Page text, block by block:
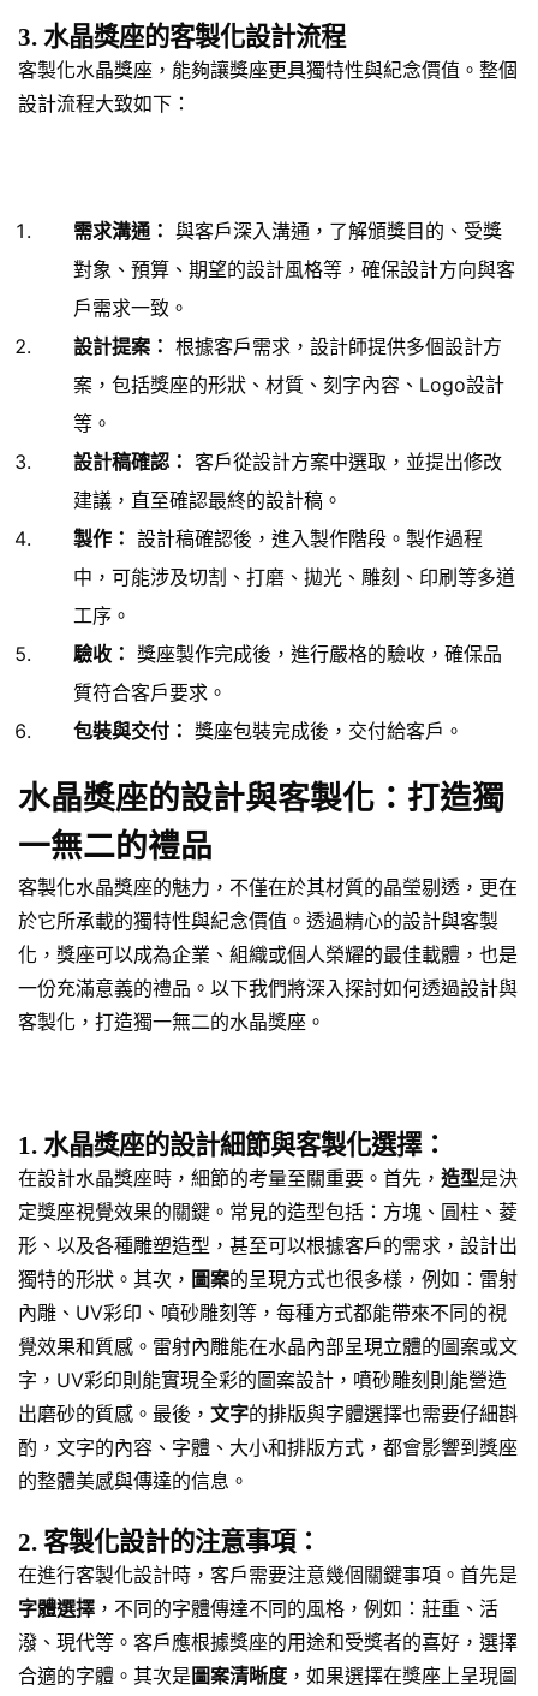
3. 水晶獎座的客製化設計流程
客製化水晶獎座，能夠讓獎座更具獨特性與紀念價值。整個
設計流程大致如下：
需求溝通： 與客戶深入溝通，了解頒獎目的、受獎
對象、預算、期望的設計風格等，確保設計方向與客
戶需求一致。
設計提案： 根據客戶需求，設計師提供多個設計方
案，包括獎座的形狀、材質、刻字內容、Logo設計
等。
設計稿確認： 客戶從設計方案中選取，並提出修改
建議，直至確認最終的設計稿。
製作： 設計稿確認後，進入製作階段。製作過程
中，可能涉及切割、打磨、拋光、雕刻、印刷等多道
工序。
驗收： 獎座製作完成後，進行嚴格的驗收，確保品
質符合客戶要求。
包裝與交付： 獎座包裝完成後，交付給客戶。
水晶獎座的設計與客製化：打造獨
一無二的禮品
客製化水晶獎座的魅力，不僅在於其材質的晶瑩剔透，更在
於它所承載的獨特性與紀念價值。透過精心的設計與客製
化，獎座可以成為企業、組織或個人榮耀的最佳載體，也是
一份充滿意義的禮品。以下我們將深入探討如何透過設計與
客製化，打造獨一無二的水晶獎座。
1. 水晶獎座的設計細節與客製化選擇：
在設計水晶獎座時，細節的考量至關重要。首先， 造型是決
定獎座視覺效果的關鍵。常見的造型包括：方塊、圓柱、菱
形、以及各種雕塑造型，甚至可以根據客戶的需求，設計出
獨特的形狀。其次， 圖案的呈現方式也很多樣，例如：雷射
內雕、UV彩印、噴砂雕刻等，每種方式都能帶來不同的視
覺效果和質感。雷射內雕能在水晶內部呈現立體的圖案或文
字，UV彩印則能實現全彩的圖案設計，噴砂雕刻則能營造
出磨砂的質感。最後， 文字的排版與字體選擇也需要仔細斟
酌，文字的內容、字體、大小和排版方式，都會影響到獎座
的整體美感與傳達的信息。
2. 客製化設計的注意事項：
在進行客製化設計時，客戶需要注意幾個關鍵事項。首先是
字體選擇 ，不同的字體傳達不同的風格，例如：莊重、活
潑、現代等。客戶應根據獎座的用途和受獎者的喜好，選擇
合適的字體。其次是 圖案清晰度 ，如果選擇在獎座上呈現圖